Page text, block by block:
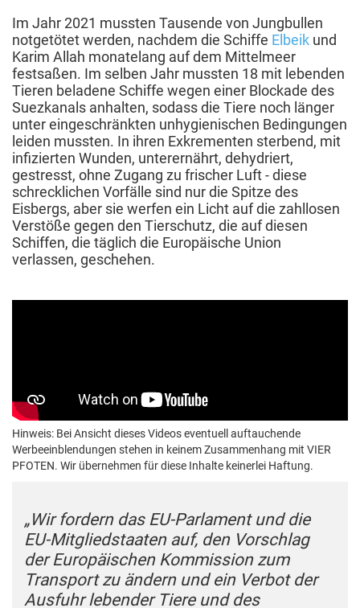
Im Jahr 2021 mussten Tausende von Jungbullen
notgetötet werden, nachdem die Schiffe Elbeik und
Karim Allah monatelang auf dem Mittelmeer
festsaßen. Im selben Jahr mussten 18 mit lebenden
Tieren beladene Schiffe wegen einer Blockade des
Suezkanals anhalten, sodass die Tiere noch länger
unter eingeschränkten unhygienischen Bedingungen
leiden mussten. In ihren Exkrementen sterbend, mit
infizierten Wunden, unterernährt, dehydriert,
gestresst, ohne Zugang zu frischer Luft - diese
schrecklichen Vorfälle sind nur die Spitze des
Eisbergs, aber sie werfen ein Licht auf die zahllosen
Verstöße gegen den Tierschutz, die auf diesen
Schiffen, die täglich die Europäische Union
verlassen, geschehen.
Hinweis: Bei Ansicht dieses Videos eventuell auftauchende
Werbeeinblendungen stehen in keinem Zusammenhang mit VIER
PFOTEN. Wir übernehmen für diese Inhalte keinerlei Haftung.
„Wir fordern das EU-Parlament und die
EU-Mitgliedstaaten auf, den Vorschlag
der Europäischen Kommission zum
Transport zu ändern und ein Verbot der
Ausfuhr lebender Tiere und des